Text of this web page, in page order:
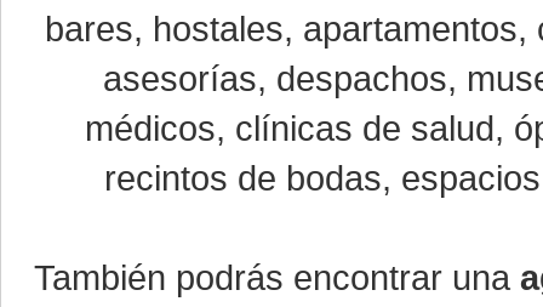
bares, hostales,
asesorías, despachos,
médicos, clínicas de salud,
recintos de bodas,
También podrás encontrar una